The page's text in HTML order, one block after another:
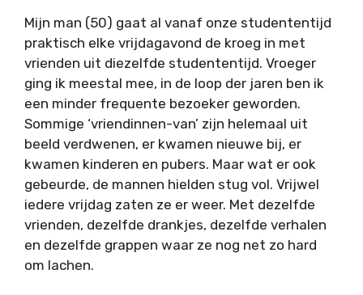
Mijn man (50) gaat al vanaf onze studententijd
praktisch elke vrijdagavond de kroeg in met
vrienden uit diezelfde studententijd. Vroeger
ging ik meestal mee, in de loop der jaren ben ik
een minder frequente bezoeker geworden.
Sommige ‘vriendinnen-van’ zijn helemaal uit
beeld verdwenen, er kwamen nieuwe bij, er
kwamen kinderen en pubers. Maar wat er ook
gebeurde, de mannen hielden stug vol. Vrijwel
iedere vrijdag zaten ze er weer. Met dezelfde
vrienden, dezelfde drankjes, dezelfde verhalen
en dezelfde grappen waar ze nog net zo hard
om lachen.